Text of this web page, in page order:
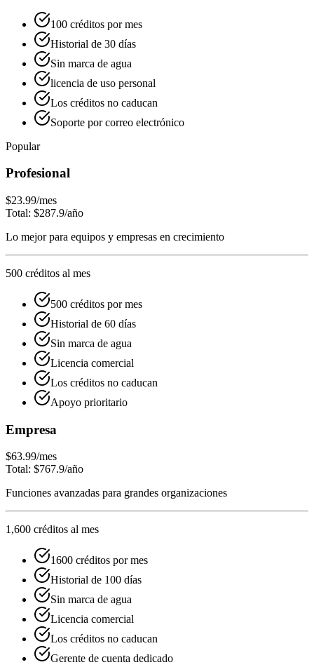
100 créditos por mes
Historial de 30 días
Sin marca de agua
licencia de uso personal
Los créditos no caducan
Soporte por correo electrónico
Popular
Profesional
$23.99/mes
Total: $287.9/año
Lo mejor para equipos y empresas en crecimiento
500 créditos al mes
500 créditos por mes
Historial de 60 días
Sin marca de agua
Licencia comercial
Los créditos no caducan
Apoyo prioritario
Empresa
$63.99/mes
Total: $767.9/año
Funciones avanzadas para grandes organizaciones
1,600 créditos al mes
1600 créditos por mes
Historial de 100 días
Sin marca de agua
Licencia comercial
Los créditos no caducan
Gerente de cuenta dedicado